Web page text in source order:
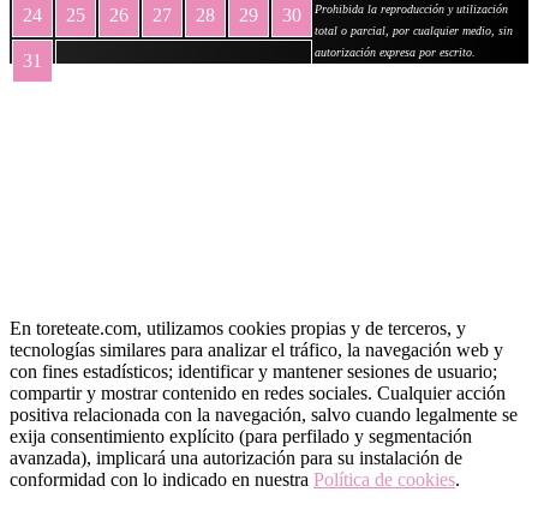
24 25 26 27 28 29 30
31
Prohibida la reproducción y utilización
total o parcial, por cualquier medio, sin
autorización expresa por escrito.
En toreteate.com, utilizamos cookies propias y de terceros, y
tecnologías similares para analizar el tráfico, la navegación web y
con fines estadísticos; identificar y mantener sesiones de usuario;
compartir y mostrar contenido en redes sociales. Cualquier acción
positiva relacionada con la navegación, salvo cuando legalmente se
exija consentimiento explícito (para perfilado y segmentación
avanzada), implicará una autorización para su instalación de
conformidad con lo indicado en nuestra Política de cookies.